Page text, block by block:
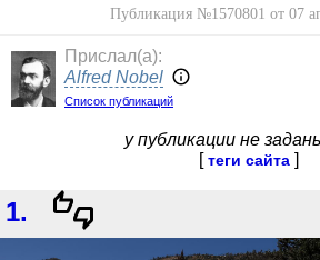
Публикация №1570801 от 07
Прислал(a):
Alfred Nobel
Список публикаций
у публикации не
теги сайта
1.